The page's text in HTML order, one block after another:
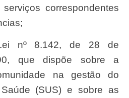
correspondentes
que dispõe sobre a
na gestão do
(SUS) e sobre as